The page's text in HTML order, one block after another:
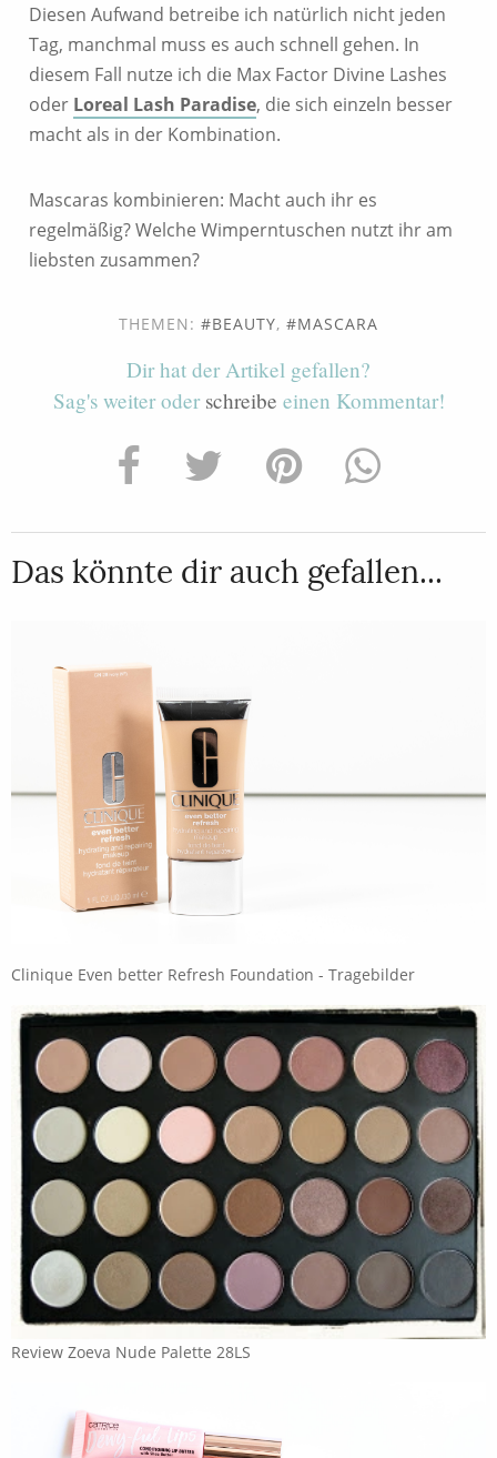
Diesen Aufwand betreibe ich natürlich nicht jeden
Tag, manchmal muss es auch schnell gehen. In
diesem Fall nutze ich die Max Factor Divine Lashes
oder Loreal Lash Paradise, die sich einzeln besser
macht als in der Kombination.
Mascaras kombinieren: Macht auch ihr es
regelmäßig? Welche Wimperntuschen nutzt ihr am
liebsten zusammen?
THEMEN: BEAUTY, MASCARA
Dir hat der Artikel gefallen?
Sag's weiter oder schreibe einen Kommentar!
Das könnte dir auch gefallen...
Clinique Even better Refresh Foundation - Tragebilder
Review Zoeva Nude Palette 28LS